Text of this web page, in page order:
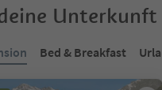
Bed & Breakfast